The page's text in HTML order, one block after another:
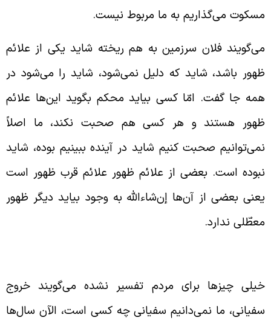
می‌گذاریم به ما مربوط نیست.
فلان سرزمین به هم ریخته شاید یکی از علائم
باشد، شاید که دلیل نمی‌شود، شاید را می‌شود در
جا گفت. امّا کسی بیاید محکم بگوید این‌ها علائم
هستند و هر کسی هم صحبت نکند، ما اصلاً
صحبت کنیم شاید در آینده ببینیم بوده، شاید
است. بعضی از علائم ظهور علائم قرب ظهور است
بعضی از آن‌ها إن‌شاء‌الله به وجود بیاید دیگر ظهور
ندارد.
چیزها برای مردم تفسیر نشده می‌گویند خروج
ما نمی‌دانیم سفیانی چه کسی است، الآن سال‌ها